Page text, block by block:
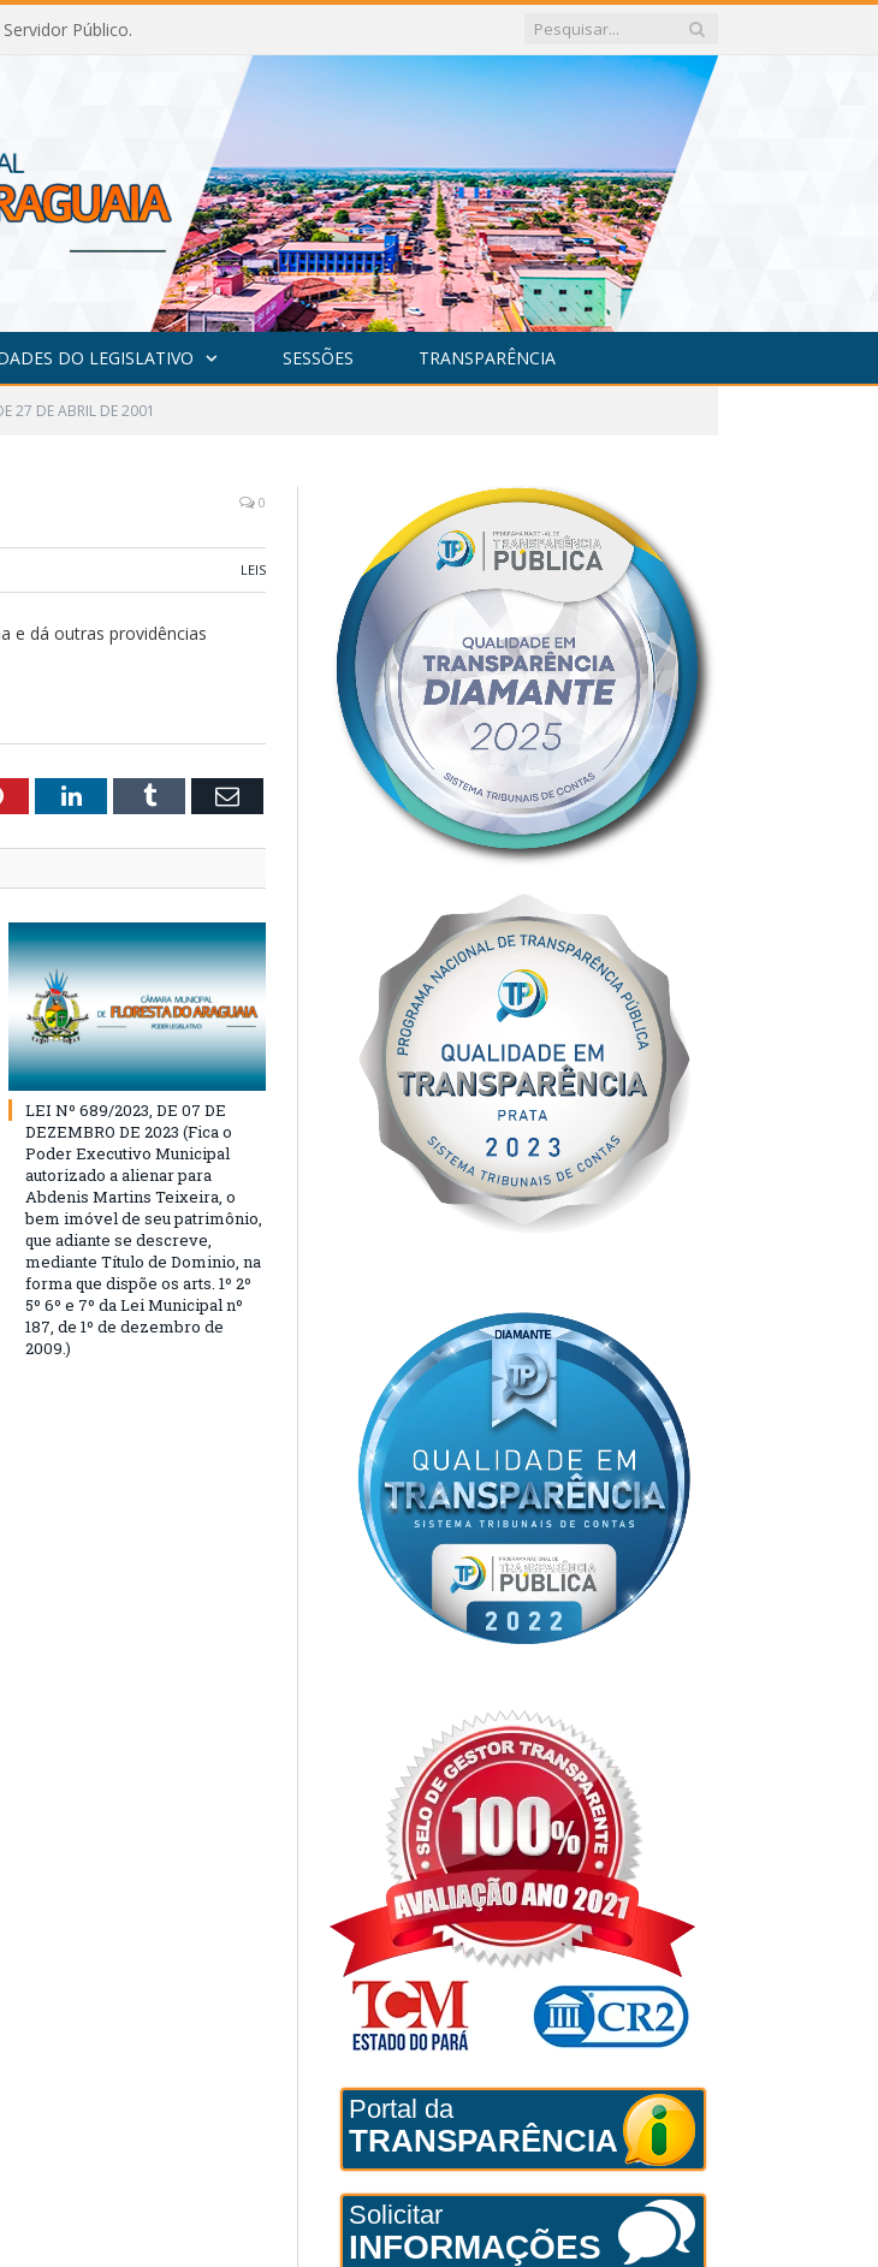
Público.
DO LEGISLATIVO SESSÕES TRANSPARÊNCIA
27 DE ABRIL DE 2001
0
LEIS
e dá outras providências
PinterestLinkedInTumblr Email
LEI Nº 689/2023, DE 07 DE
DEZEMBRO DE 2023 (Fica o
Poder Executivo Municipal
autorizado a alienar para
Abdenis Martins Teixeira, o
bem imóvel de seu patrimônio,
que adiante se descreve,
mediante Título de Dominio, na
forma que dispõe os arts. 1º 2º
5º 6º e 7º da Lei Municipal nº
187, de 1º de dezembro de
2009.)
Portal da
TRANSPARÊNCIA
Solicitar
INFORMAÇÕES